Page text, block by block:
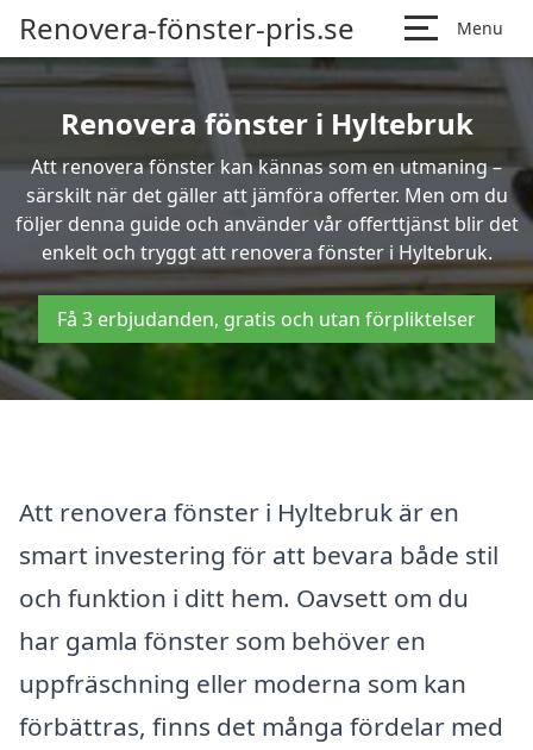
Renovera-fönster-pris.se Menu
Renovera fönster i Hyltebruk
Att renovera fönster kan kännas som en utmaning –
särskilt när det gäller att jämföra offerter. Men om du
följer denna guide och använder vår offerttjänst blir det
enkelt och tryggt att renovera fönster i Hyltebruk.
Få 3 erbjudanden, gratis och utan förpliktelser
Att renovera fönster i Hyltebruk är en
smart investering för att bevara både stil
och funktion i ditt hem. Oavsett om du
har gamla fönster som behöver en
uppfräschning eller moderna som kan
förbättras, finns det många fördelar med